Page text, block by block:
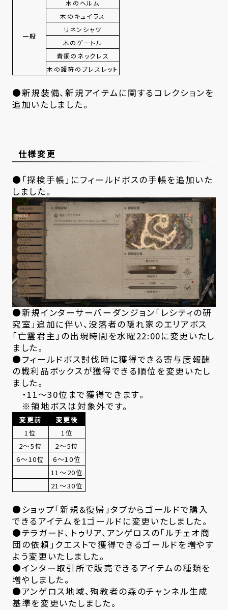
一般
木のヘルム
木のキュイラス
リネンシャツ
木のゲートル
青銅のネックレス
木の護符のブレスレット
●新規装備、新規アイテムに関するコレクションを
追加いたしました。
仕様変更
●「探検手帳」にフィールドボスの手帳を追加いた
しました。
●新規インターサーバーダンジョン「レシティの研
究室」追加に伴い、没落者の隠れ家のエリアボス
「亡霊君主」の出現時間を水曜22:00に変更いたし
ました。
●フィールドボス討伐時に獲得できる寄与度報酬
の戦利品ボックスが獲得できる順位を変更いたし
ました。
・11～30位まで獲得できます。
※領地ボスは対象外です。
変更前
変更後
1位
1位
2～5位
2～5位
6～10位
6～10位
11～20位
21～30位
●ショップ「新規&復帰」タブからゴールドで購入
できるアイテムを1ゴールドに変更いたしました。
●テラガード、トゥリア、アンゲロスの「ルチェオ商
団の依頼」クエストで獲得できるゴールドを増やす
よう変更いたしました。
●インター取引所で販売できるアイテムの種類を
増やしました。
●アンゲロス地域、殉教者の森のチャンネル生成
基準を変更いたしました。